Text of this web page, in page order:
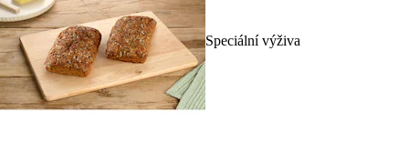
Speciální výživa